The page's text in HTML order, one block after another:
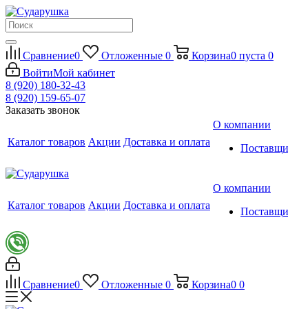
Сравнение0 Отложенные 0 Корзина0 пуста 0
ВойтиМой кабинет
8 (920) 180-32-43
8 (920) 159-65-07
Заказать звонок
Каталог товаров Акции Доставка и оплата
О компании
Каталог товаров Акции Доставка и оплата
О компании
Сравнение0 Отложенные 0 Корзина0 0